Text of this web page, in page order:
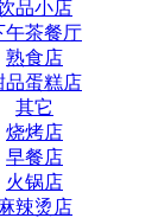
品小店
午茶餐厅
熟食店
品蛋糕店
其它
烧烤店
早餐店
火锅店
辣烫店